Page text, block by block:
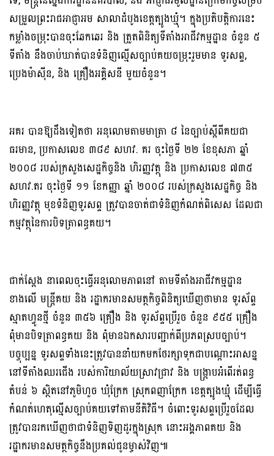
សម្រួលព្រះរាជអាជ្ញាអម សាលាដំបូងខេត្តត្បូងឃ្មុំ។ ក្នុងប្រតិបត្តិការនេះ
កម្លាំងចម្រុះបានចុះឆែកឆេរ និង ត្រួតពិនិត្យទីតាំងអាជីវកម្មដ្ឋាន ចំនួន ៥
ទីតាំង នឹងចាប់ឃាត់បានទំនិញល្មើសច្បាប់គយចម្រុះរួមមាន ទូរសព្ទ,
ប្រេងម៉ាស៊ីន, និង គ្រឿងអគ្គិសនី មួយចំនួន។
អគរ បានឱ្យដឹងទៀតថា អនុលោមតាមមាត្រា ៨ នៃច្បាប់ស្តីពីគយជា
ធរមាន, ប្រកាសលេខ ៣៨៩ សហវ. គរ ចុះថ្ងៃទី ២២ ខែខុសភា ឆ្នាំ
២០០៨ របស់ក្រសួងសេដ្ឋកិច្ចនិង ហិរញ្ញវត្ថុ និង ប្រកាសលេខ ៧៣៥
សហវ.តរ ចុះថ្ងៃទី ១១ ខែកញ្ញា ឆ្នាំ ២០០៨ របស់ក្រសួងសេដ្ឋកិច្ច និង
ហិរញ្ញវត្ថុ មុខទំនិញទូរសព្ទ ត្រូវបានចាត់ជាទំនិញកំណត់ពិសេស ដែលជា
កម្មវត្ថុនៃការបិទត្រាពន្ធគយ។
ជាក់ស្តែង នាពេលចុះធ្វើអនុលោមភាពនៅ តាមទីតាំងអាជីវកម្មដ្ឋាន
ខាងលើ មន្ត្រីគយ និង រដ្ឋាករមានសមត្ថកិច្ចពិនិត្យឃើញថាមាន ទូរស័ព្ទ
ស្មាតហ្វូនថ្មី ចំនួន ៣៥៦ គ្រឿង និង ទូរស័ព្ទប្រើរួច ចំនួន ៩៥៥ គ្រឿង
ពុំមានបិទត្រាពន្ធគយ និង ពុំមានឯកសារបញ្ជាក់ពីប្រភពស្របច្បាប់។
បច្ចុប្បន្ន ទូរសព្ទទាំងនេះត្រូវបាននាំយកមកថែរក្សាទុកជាបណ្តោះអាសន្ន
នៅទីតាំងឈរជើង របស់ការិយាល័យស្រាវជ្រាវ និង បង្ក្រាបអំពើរត់ពន្ធ
តំបន់ ៦ ស្ថិតនៅភូមិហួច ឃុំក្រែក ស្រុកពញាក្រែក ខេត្តត្បូងឃ្មុំ ដើម្បីធ្វើ
កំណត់ហេតុល្មើសច្បាប់គយទៅតាមនីតិវិធី។ ចំពោះទូរសព្ទប្រើរួចដែល
ត្រូវបានរកឃើញថាជាទំនិញទិញដូរក្នុងស្រុក នោះអង្គភាពគយ និង
រដ្ឋាករមានសមត្ថកិច្ចនឹងប្រគល់ជូនម្ចាស់វិញ៕